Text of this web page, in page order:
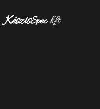
KészisSpeckft